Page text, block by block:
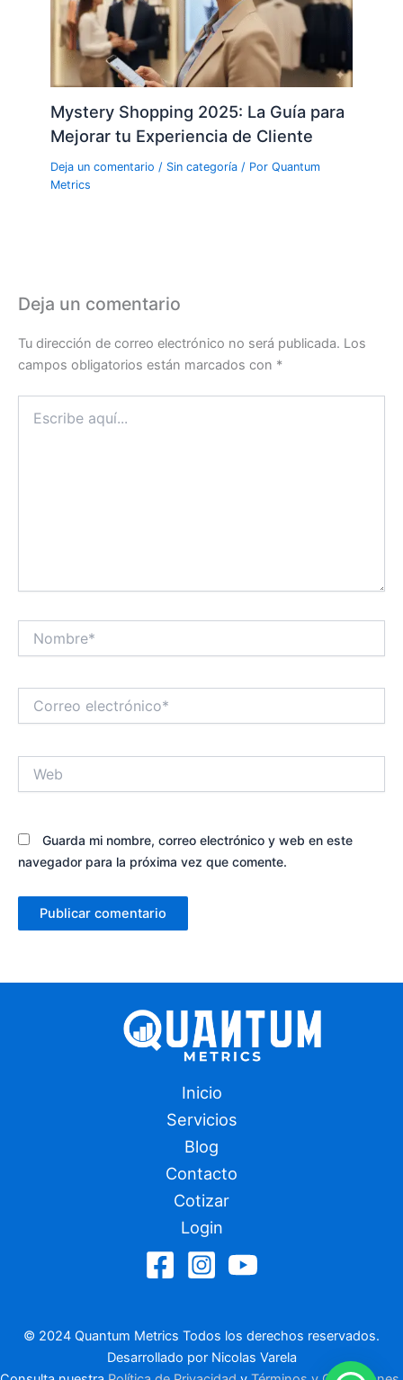
Mystery Shopping 2025: La Guía para
Mejorar tu Experiencia de Cliente
Deja un comentario / Sin categoría / PorQuantum
Metrics
Deja un comentario
Tu dirección de correo electrónico no será publicada. Los
campos obligatorios están marcados con *
aquí...
electrónico*
Guarda mi nombre, correo electrónico y web en este
navegador para la próxima vez que comente.
Inicio
Servicios
Blog
Contacto
Cotizar
Login
© 2024 Quantum Metrics Todos los derechos reservados.
Desarrollado por Nicolas Varela